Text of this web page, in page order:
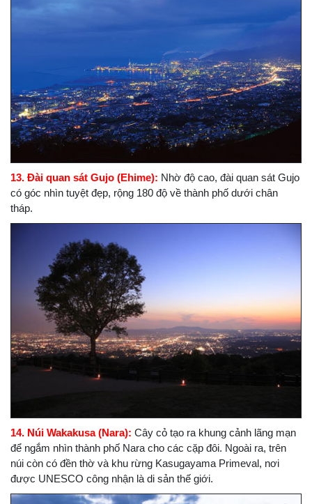
13. Đài quan sát Gujo (Ehime): Nhờ độ cao, đài quan sát Gujo
có góc nhìn tuyệt đẹp, rộng 180 độ về thành phố dưới chân
tháp.
14. Núi Wakakusa (Nara): Cây cỏ tạo ra khung cảnh lãng mạn
để ngắm nhìn thành phố Nara cho các cặp đôi. Ngoài ra, trên
núi còn có đền thờ và khu rừng Kasugayama Primeval, nơi
được UNESCO công nhận là di sản thế giới.